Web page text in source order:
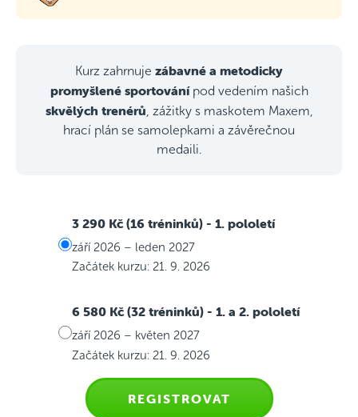
Kurz zahrnuje zábavné a metodicky
promyšlené sportovánípod vedením našich
skvělých trenérů , zážitky s maskotem Maxem,
hrací plán se samolepkami a závěrečnou
medaili.
3 290 Kč (16 tréninků) - 1. pololetí
září 2026 – leden 2027
Začátek kurzu: 21. 9. 2026
6 580 Kč (32 tréninků) - 1. a 2. pololetí
září 2026 – květen 2027
Začátek kurzu: 21. 9. 2026
REGISTROVAT